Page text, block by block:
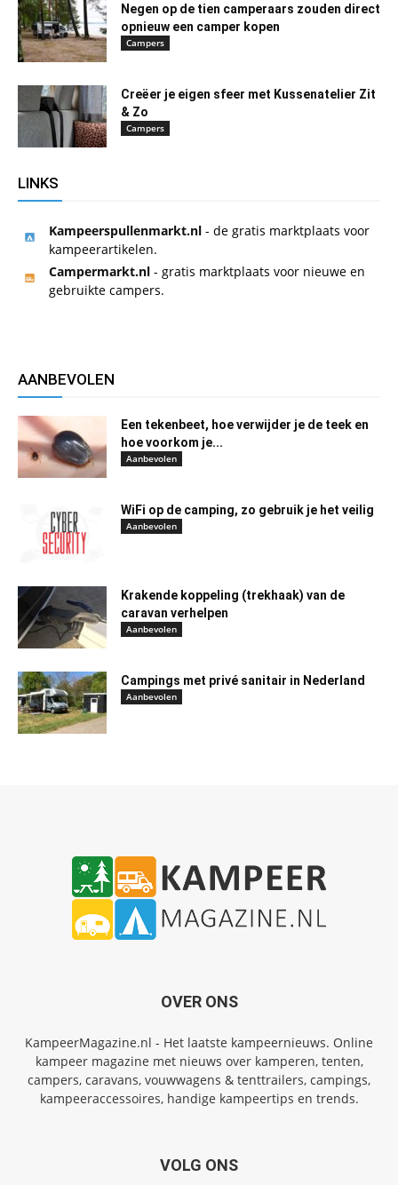
Negen op de tien camperaars zouden direct
opnieuw een camper kopen
Campers
Creëer je eigen sfeer met Kussenatelier Zit
& Zo
Campers
LINKS
Kampeerspullenmarkt.nl - de gratis marktplaats voor
kampeerartikelen.
Campermarkt.nl - gratis marktplaats voor nieuwe en
gebruikte campers.
AANBEVOLEN
Een tekenbeet, hoe verwijder je de teek en
hoe voorkom je...
Aanbevolen
WiFi op de camping, zo gebruik je het veilig
Aanbevolen
Krakende koppeling (trekhaak) van de
caravan verhelpen
Aanbevolen
Campings met privé sanitair in Nederland
Aanbevolen
OVER ONS
KampeerMagazine.nl - Het laatste kampeernieuws. Online
kampeer magazine met nieuws over kamperen, tenten,
campers, caravans, vouwwagens & tenttrailers, campings,
kampeeraccessoires, handige kampeertips en trends.
VOLG ONS